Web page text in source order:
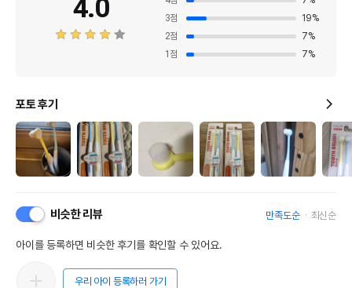
4.0
3점 19%
2점 7%
1 점 7%
포토 후기
비슷한 리뷰 만족도순 최신순
아이를 등록하면 비슷한 후기를 확인할 수 있어요.
우리 아이 등록하러 가기